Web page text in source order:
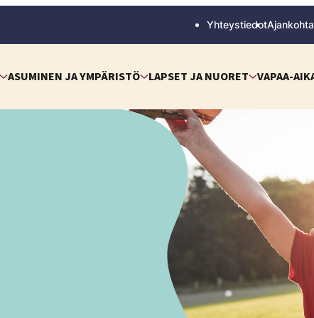
Yhteystiedot
ASUMINEN JA YMPÄRISTÖ LAPSET JA NUORET VAPAA-